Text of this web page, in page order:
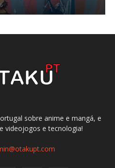
sobre anime e mangá, e
videojogos e tecnologia!